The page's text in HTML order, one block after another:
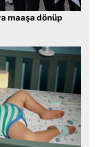
maaşa dönüp